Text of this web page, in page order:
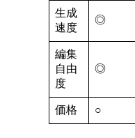
生成
速度
◎
編集
自由
度
◎
価格 ○